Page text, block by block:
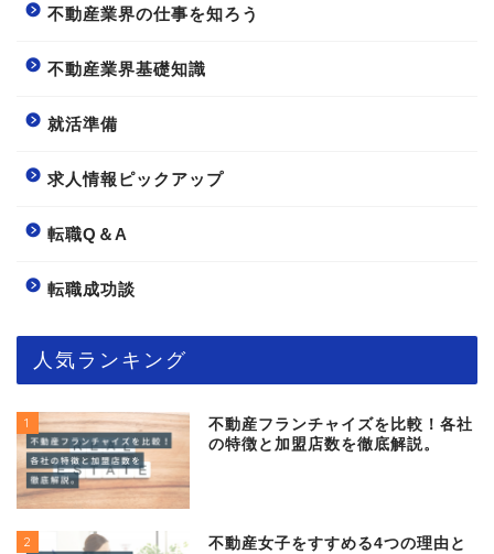
不動産業界の仕事を知ろう
不動産業界基礎知識
就活準備
求人情報ピックアップ
転職Q＆A
転職成功談
人気ランキング
1
不動産フランチャイズを比較！各社
の特徴と加盟店数を徹底解説。
2
不動産女子をすすめる4つの理由と